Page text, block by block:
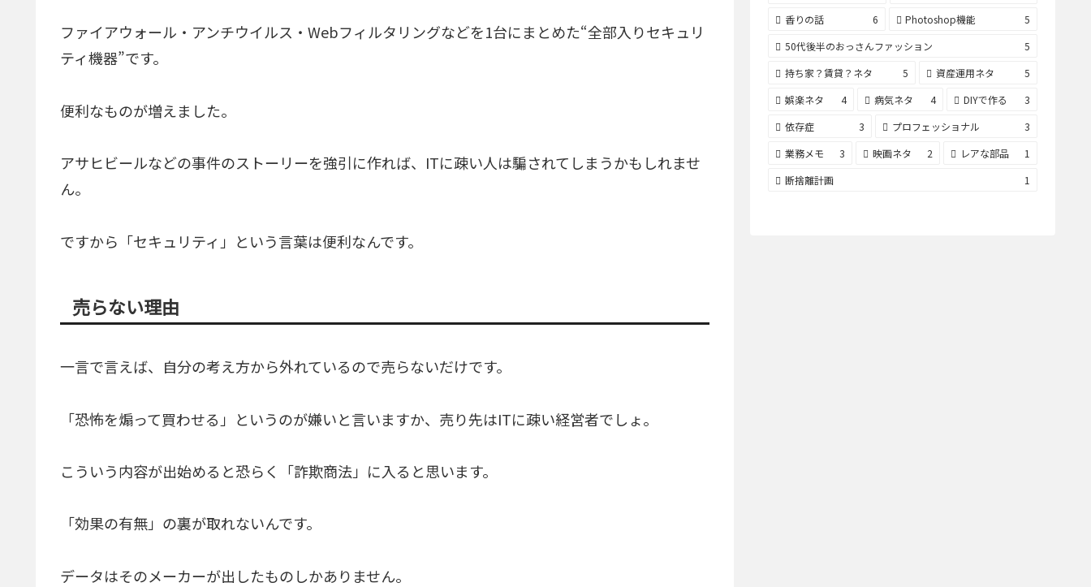
ファイアウォール・アンチウイルス・Webフィルタリングなどを1台にまとめた“全部入りセキュリ
ティ機器”です。
便利なものが増えました。
アサヒビールなどの事件のストーリーを強引に作れば、ITに疎い人は騙されてしまうかもしれませ
ん。
ですから「セキュリティ」という言葉は便利なんです。
売らない理由
一言で言えば、自分の考え方から外れているので売らないだけです。
「恐怖を煽って買わせる」というのが嫌いと言いますか、売り先はITに疎い経営者でしょ。
こういう内容が出始めると恐らく「詐欺商法」に入ると思います。
「効果の有無」の裏が取れないんです。
データはそのメーカーが出したものしかありません。
香りの話
6 Photoshop機能
5
50代後半のおっさんファッション
5
持ち家？賃貸？ネタ
5 資産運用ネタ
5
娯楽ネタ
4 病気ネタ 4 DIYで作る
3
依存症
3 プロフェッショナル
3
業務メモ
3 映画ネタ 2 レアな部品
1
断捨離計画
1